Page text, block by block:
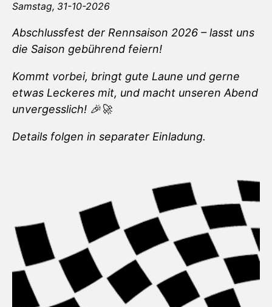
Samstag, 31-10-2026
Abschlussfest der Rennsaison 2026 – lasst uns
die Saison gebührend feiern!
Kommt vorbei, bringt gute Laune und gerne
etwas Leckeres mit, und macht unseren Abend
unvergesslich! 🎉🚀
Details folgen in separater Einladung.